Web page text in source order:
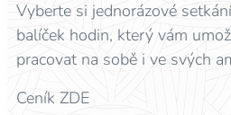
Vyberte si jednorázové
balíček hodin, který vám
pracovat na sobě i ve svých
Ceník ZDE